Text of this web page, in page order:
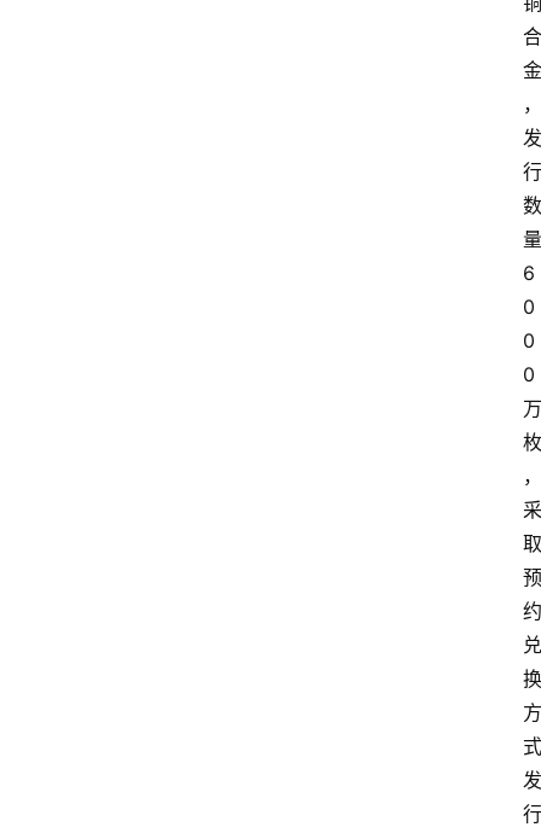
合
金
，
发
行
数
量
6
0
0
0
万
枚
，
采
取
预
约
兑
换
方
式
发
行